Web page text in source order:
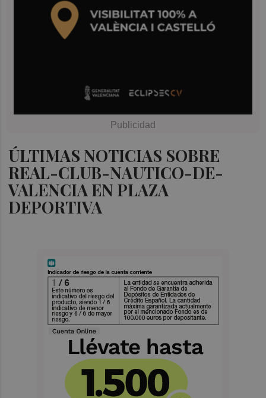
ÚLTIMAS NOTICIAS SOBRE
REAL-CLUB-NAUTICO-DE-
VALENCIA EN PLAZA
DEPORTIVA